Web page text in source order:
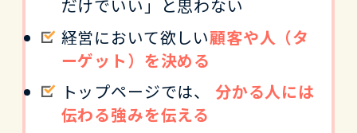
だけでいい」と思わない
経営において欲しい顧客や人（タ
ーゲット）を決める
トップページでは、
分かる人には
伝わる強みを伝える